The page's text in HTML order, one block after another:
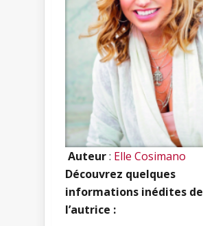
Auteur: Elle Cosimano
Découvrez quelques
informations inédites de
l’autrice :